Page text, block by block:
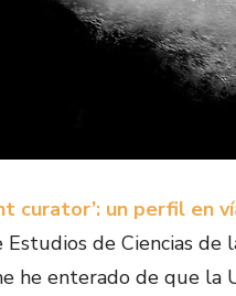
curator’: un perfil en
Estudios de Ciencias de
he enterado de que la